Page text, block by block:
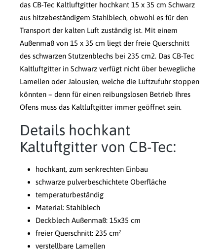
das CB-Tec Kaltluftgitter hochkant 15 x 35 cm Schwarz
aus hitzebeständigem Stahlblech, obwohl es für den
Transport der kalten Luft zuständig ist. Mit einem
Außenmaß von 15 x 35 cm liegt der freie Querschnitt
des schwarzen Stutzenblechs bei 235 cm2. Das CB-Tec
Kaltluftgitter in Schwarz verfügt nicht über bewegliche
Lamellen oder Jalousien, welche die Luftzufuhr stoppen
könnten – denn für einen reibungslosen Betrieb Ihres
Ofens muss das Kaltluftgitter immer geöffnet sein.
Details hochkant
Kaltuftgitter von CB-Tec:
hochkant, zum senkrechten Einbau
schwarze pulverbeschichtete Oberfläche
temperaturbeständig
Material: Stahlblech
Deckblech Außenmaß: 15x35 cm
freier Querschnitt: 235 cm²
verstellbare Lamellen